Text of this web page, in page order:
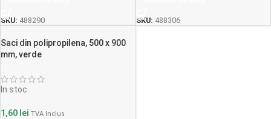
SKU: 488290 SKU: 488306
Saci din polipropilena, 500 x 900
mm, verde
In stoc
1,60 lei TVA Inclus